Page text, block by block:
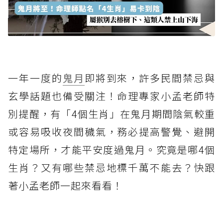
一年一度的鬼月 即將到來，許多民間禁忌與
玄學話題也備受關注！命理專家小孟老師特
別提醒，有「4個生肖」在鬼月期間陰氣較重
或容易吸收夜間穢氣，務必提高警覺、避開
特定場所，才能平安度過鬼月。究竟是哪4個
生肖？又有哪些禁忌地標千萬不能去？快跟
著小孟老師一起來看看！